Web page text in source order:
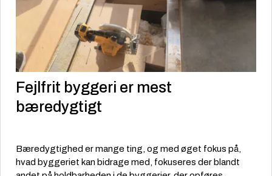
Fejlfrit byggeri er mest
bæredygtigt
Bæredygtighed er mange ting, og med øget fokus på,
hvad byggeriet kan bidrage med, fokuseres der blandt